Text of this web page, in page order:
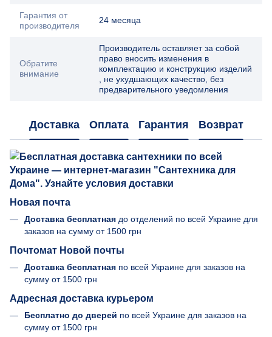
Гарантия от
производителя
24 месяца
Обратите
внимание
Производитель оставляет за собой
право вносить изменения в
комплектацию и конструкцию изделий
, не ухудшающих качество, без
предварительного уведомления
Доставка Оплата Гарантия Возврат
Новая почта
Доставка бесплатная до отделений по всей Украине для
заказов на сумму от 1500 грн
Почтомат Новой почты
Доставка бесплатная по всей Украине для заказов на
сумму от 1500 грн
Адресная доставка курьером
Бесплатно до дверей по всей Украине для заказов на
сумму от 1500 грн